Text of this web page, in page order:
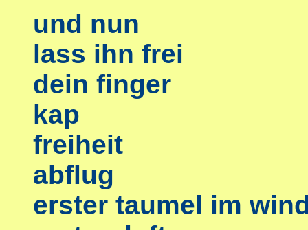
und nun
lass ihn frei
dein finger
kap
freiheit
abflug
erster taumel im